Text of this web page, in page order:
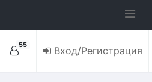
55 Вход/Регистрация